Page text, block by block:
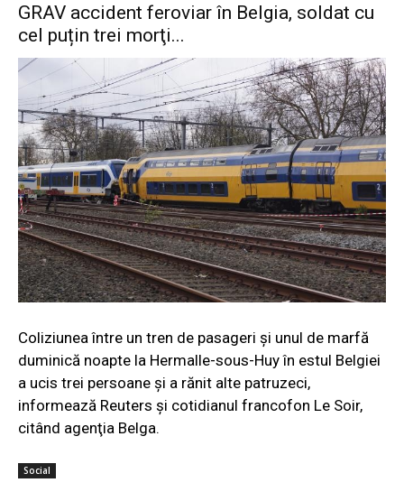
GRAV accident feroviar în Belgia, soldat cu
cel puțin trei morţi...
Coliziunea între un tren de pasageri şi unul de marfă
duminică noapte la Hermalle-sous-Huy în estul Belgiei
a ucis trei persoane şi a rănit alte patruzeci,
informează Reuters şi cotidianul francofon Le Soir,
citând agenţia Belga.
Social